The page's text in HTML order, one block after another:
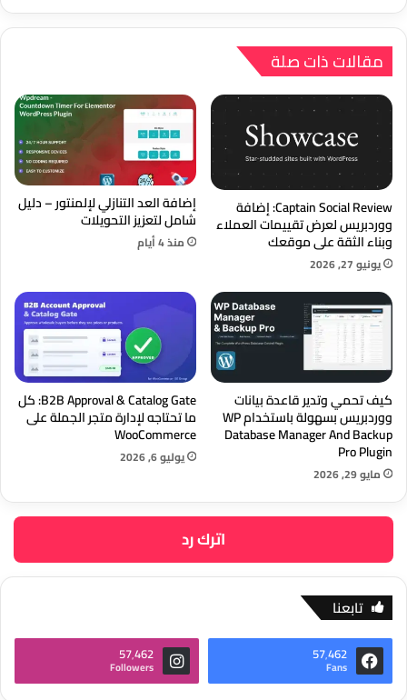
10
أسبوعيًا؟
مقالات ذات صلة
Captain Social Review: إضافة
ووردبريس لعرض تقييمات العملاء
وبناء الثقة على موقعك
يونيو 27, 2026
إضافة العد التنازلي لإلمنتور – دليل
شامل لتعزيز التحويلات
منذ 4 أيام
كيف تحمي وتدير قاعدة بيانات
ووردبريس بسهولة باستخدام WP
Database Manager And Backup
Pro Plugin
مايو 29, 2026
B2B Approval & Catalog Gate: كل
ما تحتاجه لإدارة متجر الجملة على
WooCommerce
يوليو 6, 2026
اترك رد
تابعنا
57٬462
Fans
57٬462
Followers